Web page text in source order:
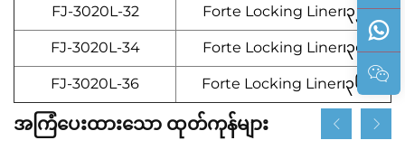
FJ-3020L-32 Forte Locking Liner၊၃၂
FJ-3020L-34 Forte Locking Liner၊၃၄
FJ-3020L-36 Forte Locking Liner၊၃၆
အကြံပေးထားသော ထုတ်ကုန်များ